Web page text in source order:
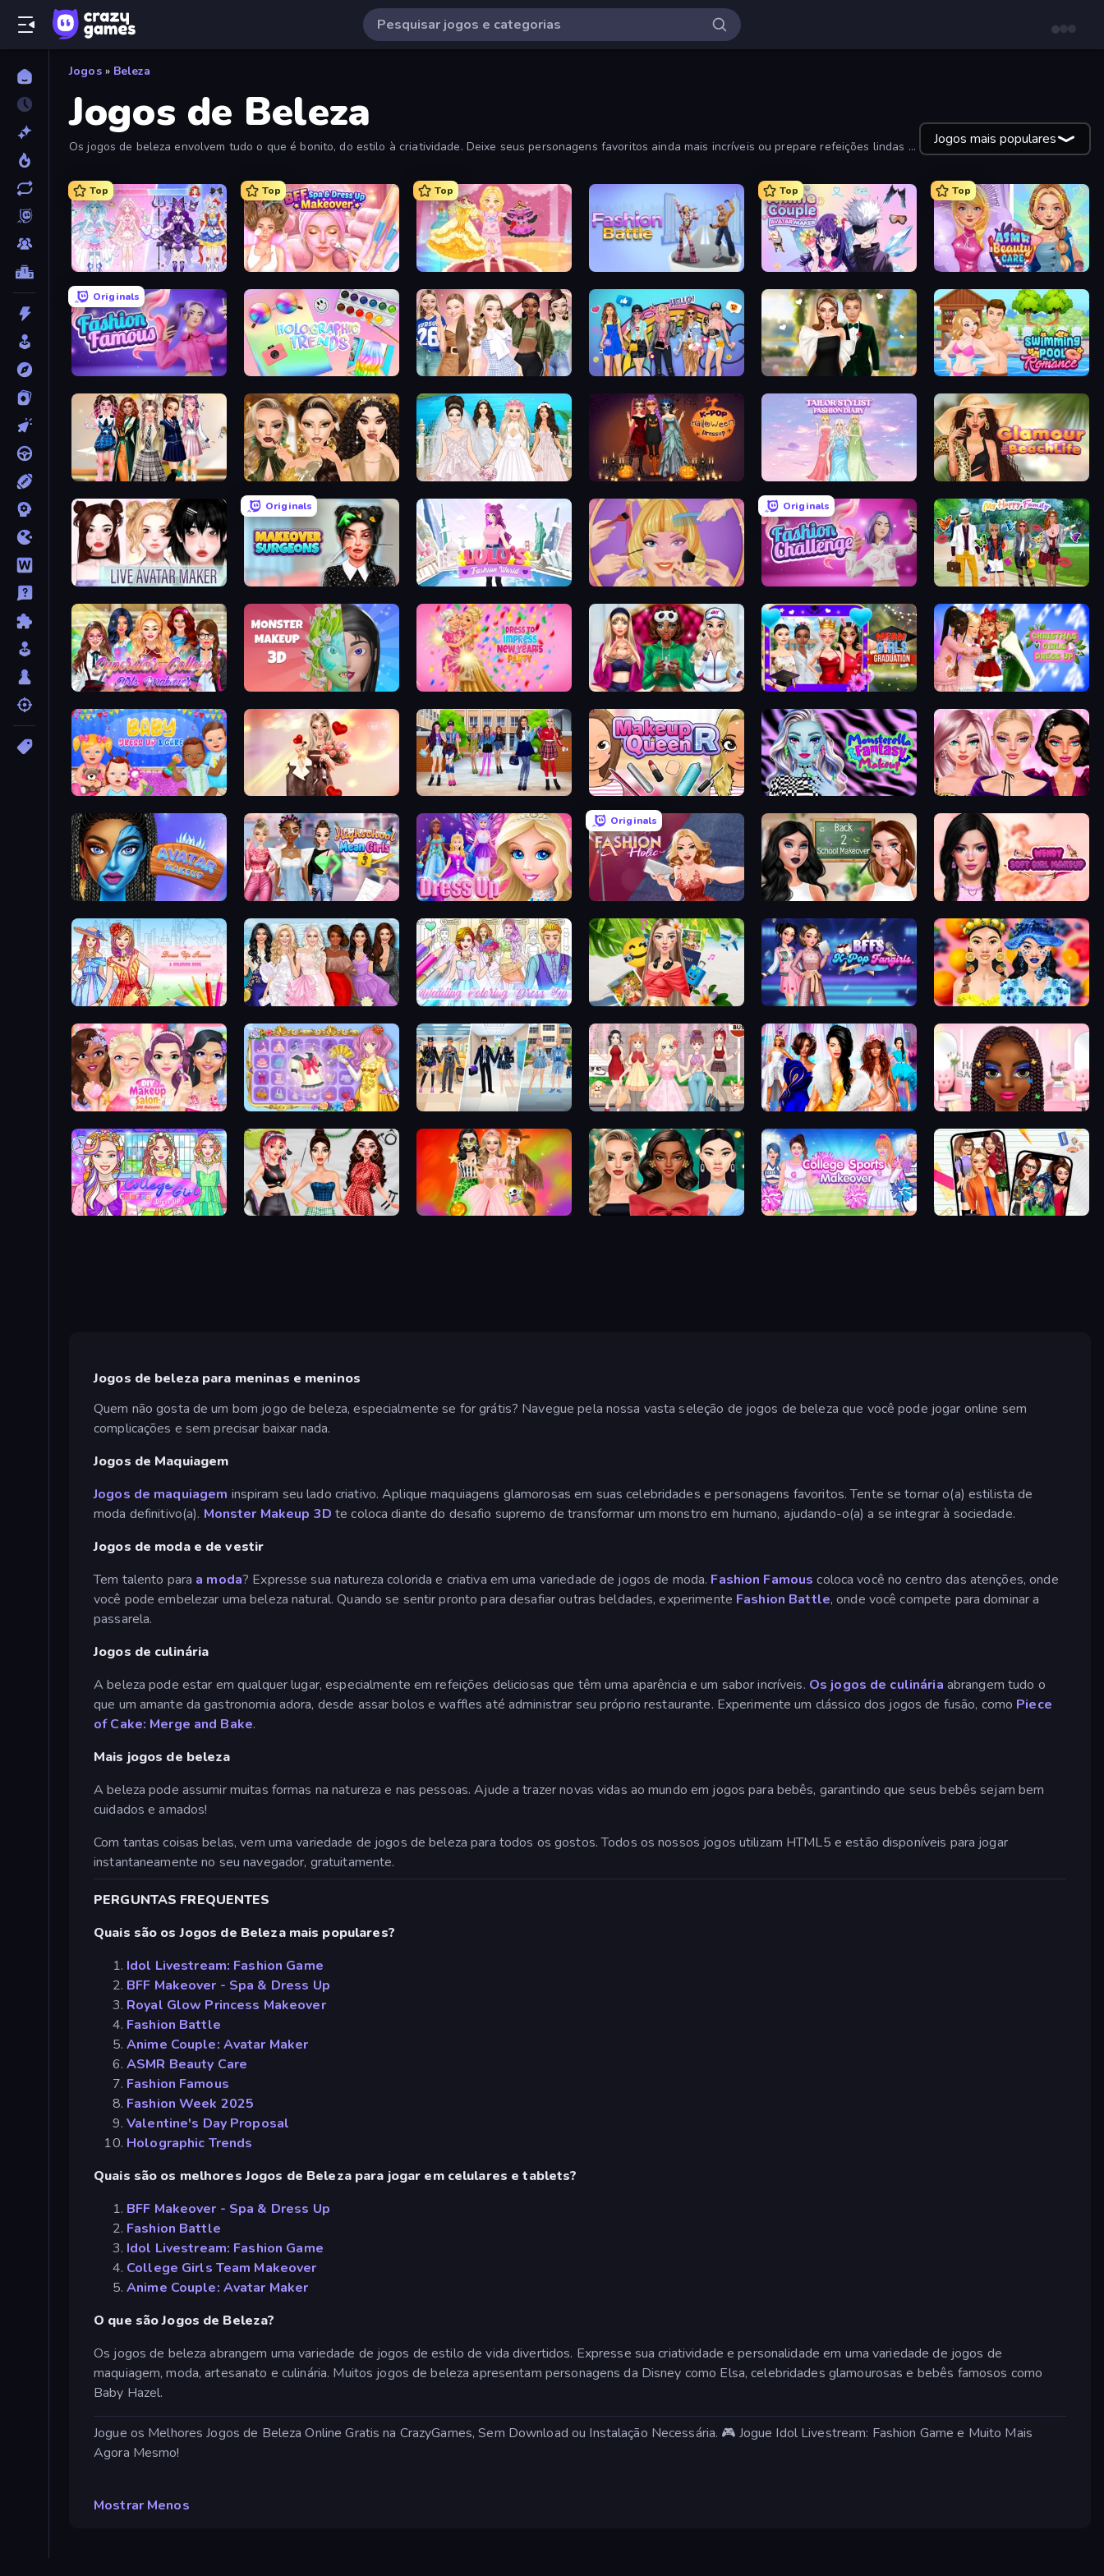
Jogos » Beleza
Jogos de Beleza
Os jogos de beleza envolvem tudo o que é bonito, do estilo à criatividade. Deixe seus personagens favoritos ainda mais incríveis ou prepare refeições lindas e
Jogos mais populares
Top
Idol Livestream: Fashion Game
Top
BFF Makeover - Spa & Dress Up
Top
Royal Glow Princess Makeover
Top
Anime Couple: Avatar Maker
Top
ASMR Beauty Care
Originals
Fashion Famous Holographic Trends Fashion Week 2025 College Girls Team Makeover Valentine's Day Proposal Swimming Pool Romance
Back To School: Uniforms Edition Autumn Glam Gala Model Wedding K-Pop Halloween Dress Up Tailor Stylist: Fashion Diary Glamour Beach Life
Live Avatar Maker: Girls
Originals
Makeover Surgeons Lulu's Fashion World Extreme Makeover
Originals
Superstar Family Dress Up
Superstar College Girls Makeover Monster Makeup 3D Dress To Impress: New Year's Party BFFs Luxury Loungewear Mean Girls Graduation Day Christmas Girls Dress Up
Baby Dress Up GRWM Date Night High School BFFs: Girls Team Make Up Queen R Monsterella Fantasy Makeup New Year Makeup Trends
Avatar Make Up Highschool Mean Girls 3 Princess Dress Up
Originals
Fashion Holic Back 2 School Makeover Wendy Soft Girl Makeup
Dress Up Games & Coloring Book Model Dress Up Girl Wedding Coloring Dress Up Game Travel with Me: ASMR Edition BFFs K-Pop Fangirls Sweet And Fruity Makeup
DIY Makeup Salon: SPA Makeover Anime Princess Dress Up College Girl & Boy Makeover Anime Girls Dress Up Games Fashion Dress Up Challenge Braided Hairstyles Fashion
College Girl Coloring Dress Up Brat Girl Summer Iconic Halloween Costumes New Year's Eve Makeup College Sport Team Makeover Highschool Mean Girls 2
Jogos de beleza para meninas e meninos
Quem não gosta de um bom jogo de beleza, especialmente se for grátis? Navegue pela nossa vasta seleção de jogos de beleza que você pode jogar online sem
complicações e sem precisar baixar nada.
Jogos de Maquiagem
Jogos de maquiagem inspiram seu lado criativo. Aplique maquiagens glamorosas em suas celebridades e personagens favoritos. Tente se tornar o(a) estilista de
moda definitivo(a). Monster Makeup 3D te coloca diante do desafio supremo de transformar um monstro em humano, ajudando-o(a) a se integrar à sociedade.
Jogos de moda e de vestir
Tem talento para a moda? Expresse sua natureza colorida e criativa em uma variedade de jogos de moda. Fashion Famous coloca você no centro das atenções, onde
você pode embelezar uma beleza natural. Quando se sentir pronto para desafiar outras beldades, experimente Fashion Battle, onde você compete para dominar a
passarela.
Jogos de culinária
A beleza pode estar em qualquer lugar, especialmente em refeições deliciosas que têm uma aparência e um sabor incríveis. Os jogos de culinária abrangem tudo o
que um amante da gastronomia adora, desde assar bolos e waffles até administrar seu próprio restaurante. Experimente um clássico dos jogos de fusão, como Piece
of Cake: Merge and Bake.
Mais jogos de beleza
A beleza pode assumir muitas formas na natureza e nas pessoas. Ajude a trazer novas vidas ao mundo em jogos para bebês, garantindo que seus bebês sejam bem
cuidados e amados!
Com tantas coisas belas, vem uma variedade de jogos de beleza para todos os gostos. Todos os nossos jogos utilizam HTML5 e estão disponíveis para jogar
instantaneamente no seu navegador, gratuitamente.
PERGUNTAS FREQUENTES
Quais são os Jogos de Beleza mais populares?
Idol Livestream: Fashion Game
BFF Makeover - Spa & Dress Up
Royal Glow Princess Makeover
Fashion Battle
Anime Couple: Avatar Maker
ASMR Beauty Care
Fashion Famous
Fashion Week 2025
Valentine's Day Proposal
Holographic Trends
Quais são os melhores Jogos de Beleza para jogar em celulares e tablets?
BFF Makeover - Spa & Dress Up
Fashion Battle
Idol Livestream: Fashion Game
College Girls Team Makeover
Anime Couple: Avatar Maker
O que são Jogos de Beleza?
Os jogos de beleza abrangem uma variedade de jogos de estilo de vida divertidos. Expresse sua criatividade e personalidade em uma variedade de jogos de
maquiagem, moda, artesanato e culinária. Muitos jogos de beleza apresentam personagens da Disney como Elsa, celebridades glamourosas e bebês famosos como
Baby Hazel.
Jogue os Melhores Jogos de Beleza Online Gratis na CrazyGames, Sem Download ou Instalação Necessária. 🎮 Jogue Idol Livestream: Fashion Game e Muito Mais
Agora Mesmo!
Mostrar Menos